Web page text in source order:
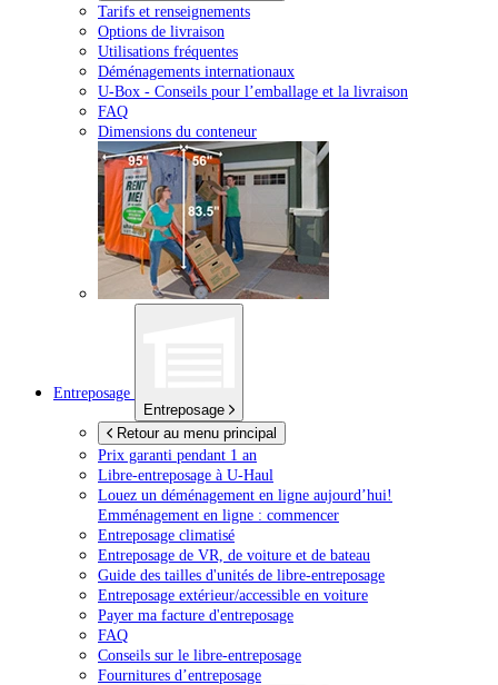
Tarifs et renseignements
Options de livraison
Utilisations fréquentes
Déménagements internationaux
U-Box - Conseils pour l’emballage et la livraison
FAQ
Dimensions du conteneur
Entreposage
Entreposage
Retour au menu principal
Prix garanti pendant 1 an
Libre-entreposage à U-Haul
Louez un déménagement en ligne aujourd’hui!
Emménagement en ligne : commencer
Entreposage climatisé
Entreposage de VR, de voiture et de bateau
Guide des tailles d'unités de libre-entreposage
Entreposage extérieur/accessible en voiture
Payer ma facture d'entreposage
FAQ
Conseils sur le libre-entreposage
Fournitures d’entreposage